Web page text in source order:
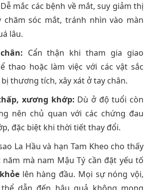
Dễ mắc các bệnh về mắt, suy giảm thị
chăm sóc mắt, tránh nhìn vào màn
lâu.
Cẩn thận khi tham gia giao
thao hoặc làm việc với các vật sắc
thương tích, xây xát ở tay chân.
xương khớp: Dù ở độ tuổi còn
nên chủ quan với các chứng đau
đặc biệt khi thời tiết thay đổi.
La Hầu và hạn Tam Kheo cho thấy
mà nam Mậu Tý cần đặt yếu tố
lên hàng đầu. Mọi sự nóng vội,